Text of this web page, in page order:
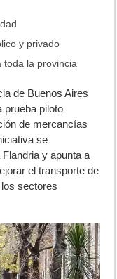
y privado
toda la provincia
de Buenos Aires
prueba piloto
de mercancías
se
y apunta a
el transporte de
sectores